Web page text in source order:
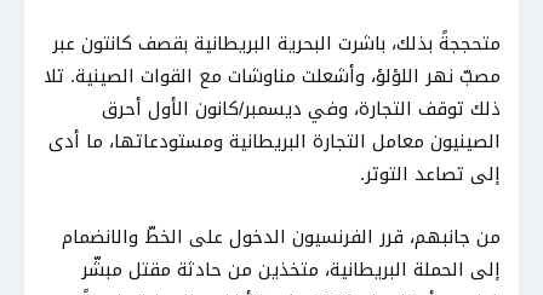
متحججةً بذلك، باشرت البحرية البريطانية بقصف كانتون عبر
مصبّ نهر اللؤلؤ، وأشعلت مناوشات مع القوات الصينية. تلا
ذلك توقف التجارة، وفي ديسمبر/كانون الأول أحرق
الصينيون معامل التجارة البريطانية ومستودعاتها، ما أدى
إلى تصاعد التوتر.
من جانبهم، قرر الفرنسيون الدخول على الخطّ والانضمام
إلى الحملة البريطانية، متخذين من حادثة مقتل مبشّر